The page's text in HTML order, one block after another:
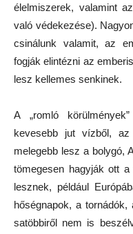
élelmiszerek, valamint
való védekezése).
csinálunk valamit, az
fogják elintézni az
lesz kellemes senkinek.
A „romló
kevesebb jut vízből, az
melegebb lesz a bolygó,
tömegesen hagyják ott
lesznek, például
hőségnapok, a
satöbbiről nem is